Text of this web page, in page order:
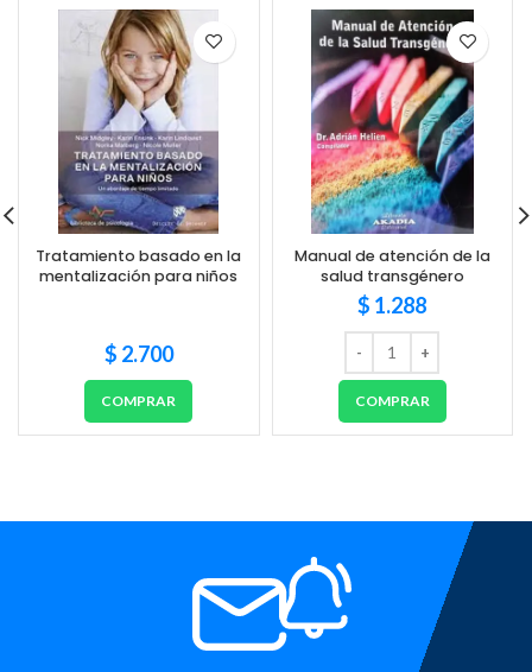
Tratamiento basado en la
mentalización para niños
$ 2.700
COMPRAR
Manual de atención de la
salud transgénero
$ 1.288
COMPRAR